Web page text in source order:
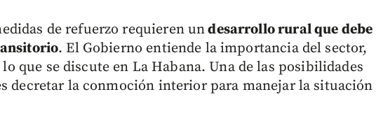
de refuerzo requieren undesarrollo rural que debe
. El Gobierno entiende la importancia del sector,
que se discute en La Habana. Una de las posibilidades
decretar la conmoción interior para manejar la situación